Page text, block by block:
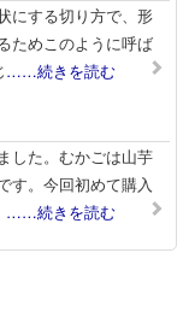
にする切り方で、形
ためこのように呼ば
……続きを読む
した。むかごは山芋
す。今回初めて購入
……続きを読む